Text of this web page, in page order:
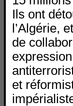
Ils ont
l’Algérie,
de
et